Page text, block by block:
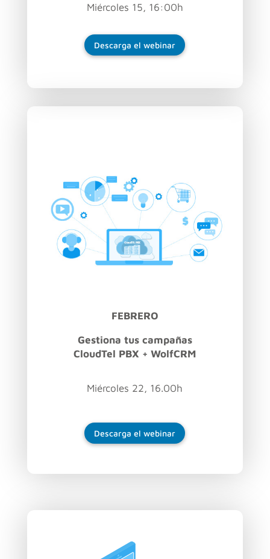
Miércoles 15, 16:00h
Descarga el webinar
FEBRERO
Gestiona tus campañas
CloudTel PBX + WolfCRM
Miércoles 22, 16.00h
Descarga el webinar